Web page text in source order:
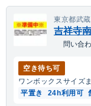
東京都武
吉祥寺
問い合
空き待ち可
ワンボックスサイズ
平置き
24h利用可